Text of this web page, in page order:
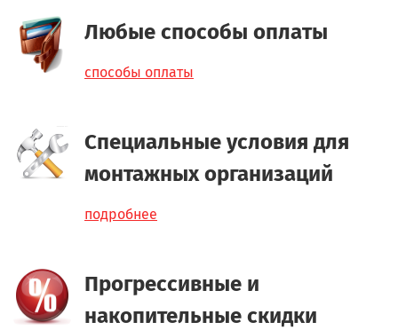
Любые способы оплаты
способы оплаты
Специальные условия для
монтажных организаций
подробнее
Прогрессивные и
накопительные скидки